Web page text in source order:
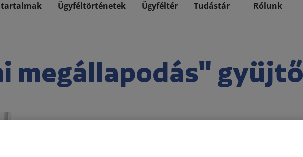
tartalmak Ügyféltörténetek Ügyféltér Tudástár Rólunk
megállapodás" gyüjtő